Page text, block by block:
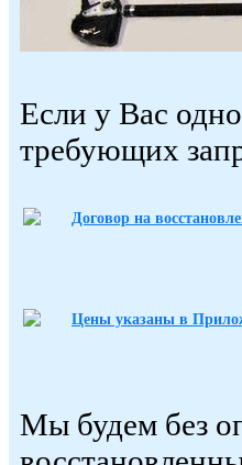
Если у Вас
требующих
Договор на
Цены указаны в
Мы будем без